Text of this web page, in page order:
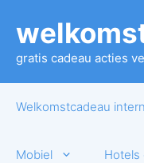
naar
inhoud
gratis cadeau acties
Welkomstcadeau
Mobiel Hotels